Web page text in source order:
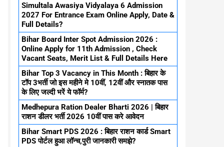
Simultala Awasiya Vidyalaya 6 Admission
2027 For Entrance Exam Online Apply, Date &
Full Details?
Bihar Board Inter Spot Admission 2026 :
Online Apply for 11th Admission , Check
Vacant Seats, Merit List & Full Details Here
Bihar Top 3 Vacancy in This Month : बिहार के
टॉप 3भर्ती जो इस महीने मे 10वीं, 12वीं और स्नातक पास
के लिए जल्दी भरें ये फॉर्म?
Medhepura Ration Dealer Bharti 2026 | बिहार
राशन डीलर भर्ती 2026 10वीं पास करे आवेदन
Bihar Smart PDS 2026 : बिहार राशन कार्ड Smart
PDS पोर्टल हुआ लॉन्च,पुरी जानकारी समझे?